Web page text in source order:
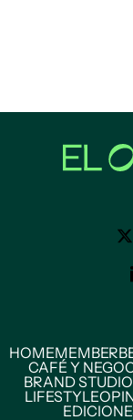
HOMEMEMBER
CAFÉ Y
BRAND STUDIO
LIFESTYLE